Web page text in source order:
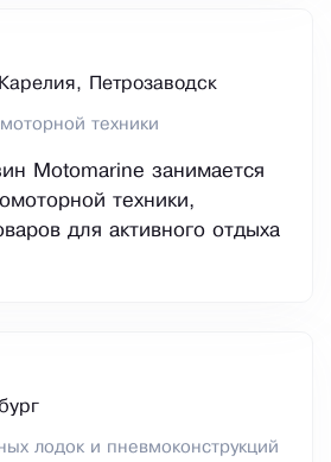
Петрозаводск
техники
Motomarine занимается
техники,
для активного отдыха
лодок и пневмоконструкций